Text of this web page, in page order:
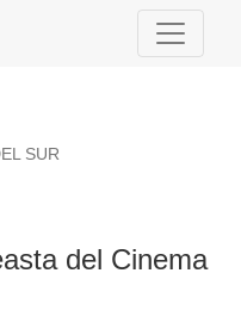
SUR
del Cinema